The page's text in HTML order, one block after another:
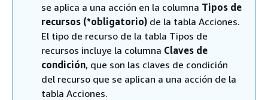
se aplica a una acción en la columna Tipos de
recursos (*obligatorio) de la tabla Acciones.
El tipo de recurso de la tabla Tipos de
recursos incluye la columna Claves de
condición, que son las claves de condición
del recurso que se aplican a una acción de la
tabla Acciones.